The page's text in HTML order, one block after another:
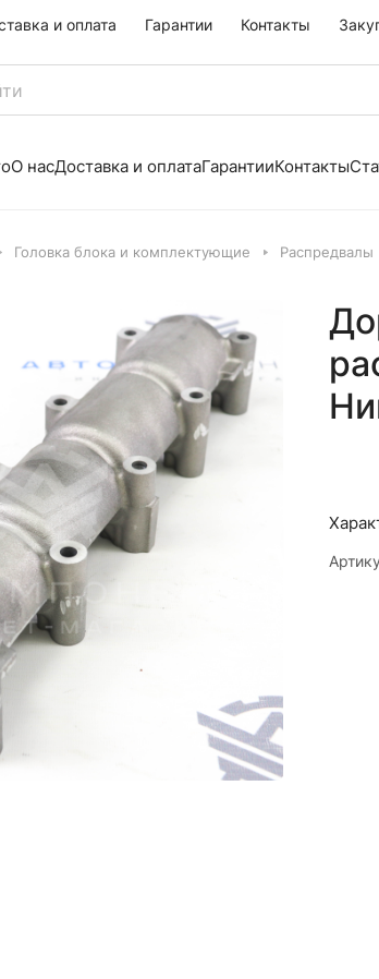
и оплата Гарантии Контакты
О насДоставка и оплатаГарантииКонтакты
Головка блока и комплектующие Распредвалы